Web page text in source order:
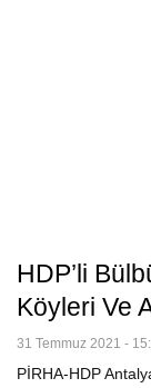
HDP’li
Köyleri Ve
31 Temmuz 2021 -
PİRHA-HDP